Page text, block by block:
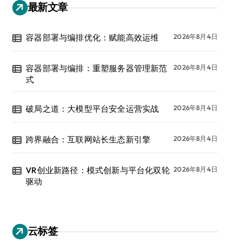
最新文章
容器部署与编排优化：赋能高效运维 2026年8月4日
容器部署与编排：重塑服务器管理新范
式
2026年8月4日
破局之道：大模型平台安全运营实战 2026年8月4日
跨界融合：互联网站长生态新引擎 2026年8月4日
VR创业新路径：模式创新与平台化双轮
驱动
2026年8月4日
云标签